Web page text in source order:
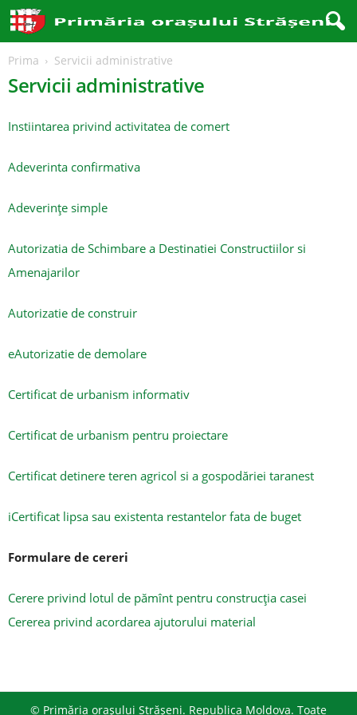
Prima Servicii administrative
Servicii administrative
Instiintarea privind activitatea de comert
Adeverinta confirmativa
Adeverințe simple
Autorizatia de Schimbare a Destinatiei Constructiilor si
Amenajarilor
Autorizatie de construir
eAutorizatie de demolare
Certificat de urbanism informativ
Certificat de urbanism pentru proiectare
Certificat detinere teren agricol si a gospodăriei taranest
iCertificat lipsa sau existenta restantelor fata de buget
Formulare de cereri
Cerere privind lotul de pămînt pentru construcţia casei
Cererea privind acordarea ajutorului material
© Primăria orașului Strășeni. Republica Moldova. Toate